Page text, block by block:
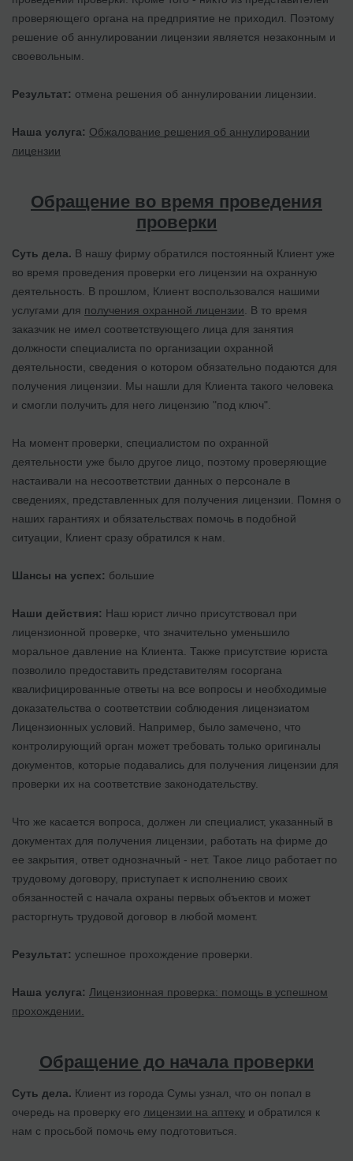
проверяющего органа на предприятие не приходил. Поэтому
решение об аннулировании лицензии является незаконным и
своевольным.
Результат: отмена решения об аннулировании лицензии.
Наша услуга: Обжалование решения об аннулировании
лицензии
Обращение во время проведения
проверки
Суть дела. В нашу фирму обратился постоянный Клиент уже
во время проведения проверки его лицензии на охранную
деятельность. В прошлом, Клиент воспользовался нашими
услугами для получения охранной лицензии . В то время
заказчик не имел соответствующего лица для занятия
должности специалиста по организации охранной
деятельности, сведения о котором обязательно подаются для
получения лицензии. Мы нашли для Клиента такого человека
и смогли получить для него лицензию "под ключ".
На момент проверки, специалистом по охранной
деятельности уже было другое лицо, поэтому проверяющие
настаивали на несоответствии данных о персонале в
сведениях, представленных для получения лицензии. Помня о
наших гарантиях и обязательствах помочь в подобной
ситуации, Клиент сразу обратился к нам.
Шансы на успех: большие
Наши действия: Наш юрист лично присутствовал при
лицензионной проверке, что значительно уменьшило
моральное давление на Клиента. Также присутствие юриста
позволило предоставить представителям госоргана
квалифицированные ответы на все вопросы и необходимые
доказательства о соответствии соблюдения лицензиатом
Лицензионных условий. Например, было замечено, что
контролирующий орган может требовать только оригиналы
документов, которые подавались для получения лицензии для
проверки их на соответствие законодательству.
Что же касается вопроса, должен ли специалист, указанный в
документах для получения лицензии, работать на фирме до
ее закрытия, ответ однозначный - нет. Такое лицо работает по
трудовому договору, приступает к исполнению своих
обязанностей с начала охраны первых объектов и может
расторгнуть трудовой договор в любой момент.
Результат: успешное прохождение проверки.
Наша услуга: Лицензионная проверка: помощь в успешном
прохождении.
Обращение до начала проверки
Суть дела. Клиент из города Сумы узнал, что он попал в
очередь на проверку его лицензии на аптеку и обратился к
нам с просьбой помочь ему подготовиться.